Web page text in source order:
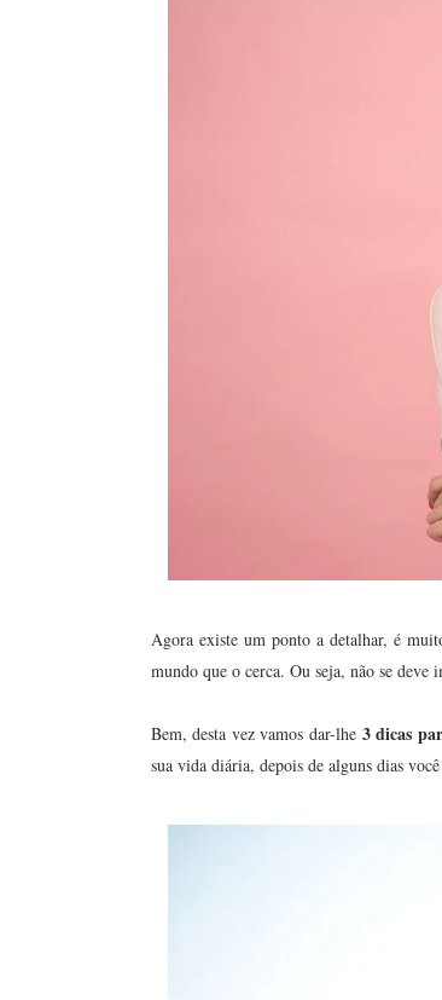
Agora existe um ponto a detalhar, é
mundo que o cerca. Ou seja, não se deve
Bem, desta vez vamos dar-lhe 3 dicas
sua vida diária, depois de alguns dias